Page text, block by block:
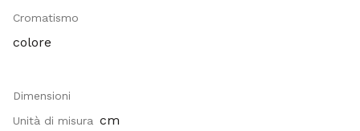
Cromatismo
colore
Dimensioni
Unità di misura cm